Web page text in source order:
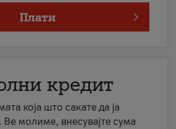
Плати
кредит
која што сакате да ја
Ве молиме, внесувајте сума